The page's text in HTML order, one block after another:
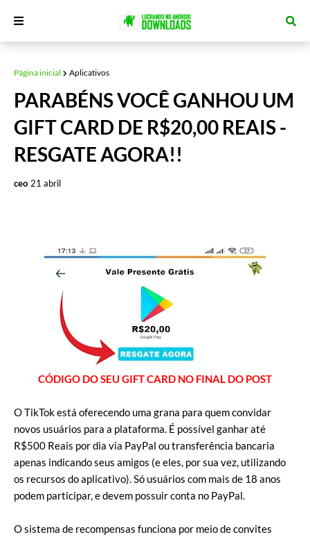
Página inicial Aplicativos
PARABÉNS VOCÊ GANHOU UM
GIFT CARD DE R$20,00 REAIS -
RESGATE AGORA!!
ceo 21 abril
CÓDIGO DO SEU GIFT CARD NO FINAL DO POST
O TikTok está oferecendo uma grana para quem convidar
novos usuários para a plataforma. É possível ganhar até
R$500 Reais por dia via PayPal ou transferência bancaria
apenas indicando seus amigos (e eles, por sua vez, utilizando
os recursos do aplicativo). Só usuários com mais de 18 anos
podem participar, e devem possuir conta no PayPal.
O sistema de recompensas funciona por meio de convites